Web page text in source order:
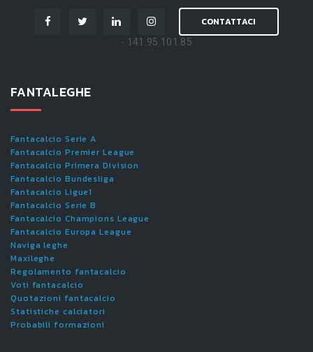
CONTATTACI
- 141.95.101.85
FANTALEGHE
Fantacalcio Serie A
Fantacalcio Premier League
Fantacalcio Primera Division
Fantacalcio Bundesliga
Fantacalcio Ligue1
Fantacalcio Serie B
Fantacalcio Champions League
Fantacalcio Europa League
Naviga leghe
Maxileghe
Regolamento fantacalcio
Voti fantacalcio
Quotazioni fantacalcio
Statistiche calciatori
Probabili formazioni